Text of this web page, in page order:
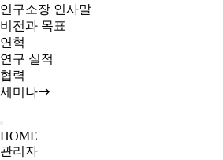
연구소장 인사말
비전과 목표
연혁
연구 실적
협력
세미나
HOME
관리자